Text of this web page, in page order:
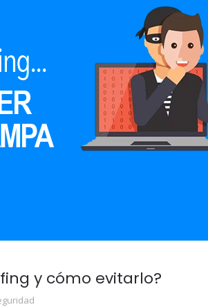
y cómo evitarlo?